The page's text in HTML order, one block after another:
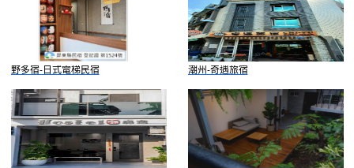
野多宿-日式電梯民宿 潮州-奇遇旅宿